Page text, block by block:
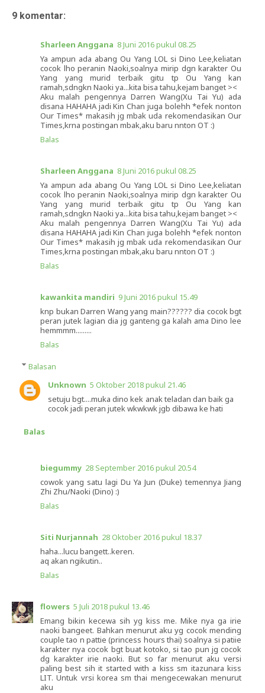
9 komentar:
Sharleen Anggana 8 Juni 2016 pukul 08.25
Ya ampun ada abang Ou Yang LOL si Dino Lee,keliatan
cocok lho peranin Naoki,soalnya mirip dgn karakter Ou
Yang yang murid terbaik gitu tp Ou Yang kan
ramah,sdngkn Naoki ya...kita bisa tahu,kejam banget ><
Aku malah pengennya Darren Wang(Xu Tai Yu) ada
disana HAHAHA jadi Kin Chan juga bolehh *efek nonton
Our Times* makasih jg mbak uda rekomendasikan Our
Times,krna postingan mbak,aku baru nnton OT :)
Balas
Sharleen Anggana 8 Juni 2016 pukul 08.25
Ya ampun ada abang Ou Yang LOL si Dino Lee,keliatan
cocok lho peranin Naoki,soalnya mirip dgn karakter Ou
Yang yang murid terbaik gitu tp Ou Yang kan
ramah,sdngkn Naoki ya...kita bisa tahu,kejam banget ><
Aku malah pengennya Darren Wang(Xu Tai Yu) ada
disana HAHAHA jadi Kin Chan juga bolehh *efek nonton
Our Times* makasih jg mbak uda rekomendasikan Our
Times,krna postingan mbak,aku baru nnton OT :)
Balas
kawankita mandiri 9 Juni 2016 pukul 15.49
knp bukan Darren Wang yang main?????? dia cocok bgt
peran jutek lagian dia jg ganteng ga kalah ama Dino lee
hemmmm.........
Balas
Balasan
Unknown 5 Oktober 2018 pukul 21.46
setuju bgt....muka dino kek anak teladan dan baik ga
cocok jadi peran jutek wkwkwk jgb dibawa ke hati
Balas
biegummy 28 September 2016 pukul 20.54
cowok yang satu lagi Du Ya Jun (Duke) temennya Jiang
Zhi Zhu/Naoki (Dino) :)
Balas
Siti Nurjannah 28 Oktober 2016 pukul 18.37
haha...lucu bangett..keren.
aq akan ngikutin..
Balas
flowers 5 Juli 2018 pukul 13.46
Emang bikin kecewa sih yg kiss me. Mike nya ga irie
naoki bangeet. Bahkan menurut aku yg cocok mending
couple tao n pattie (princess hours thai) soalnya si patiie
karakter nya cocok bgt buat kotoko, si tao pun jg cocok
dg karakter irie naoki. But so far menurut aku versi
paling best sih it started with a kiss sm itazunara kiss
LIT. Untuk vrsi korea sm thai mengecewakan menurut
aku